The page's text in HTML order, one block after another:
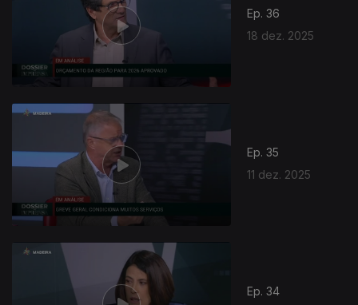
Ep. 36
18 dez. 2025
Ep. 35
11 dez. 2025
Ep. 34